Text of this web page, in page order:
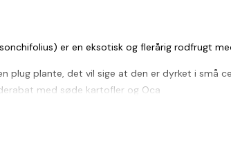
er en eksotisk og flerårig rodfrugt
plug plante, det vil sige at den er dyrket i små
med søde kartofler og Oca
i begrænset antal og med et begrænset
med andre produkter end søde